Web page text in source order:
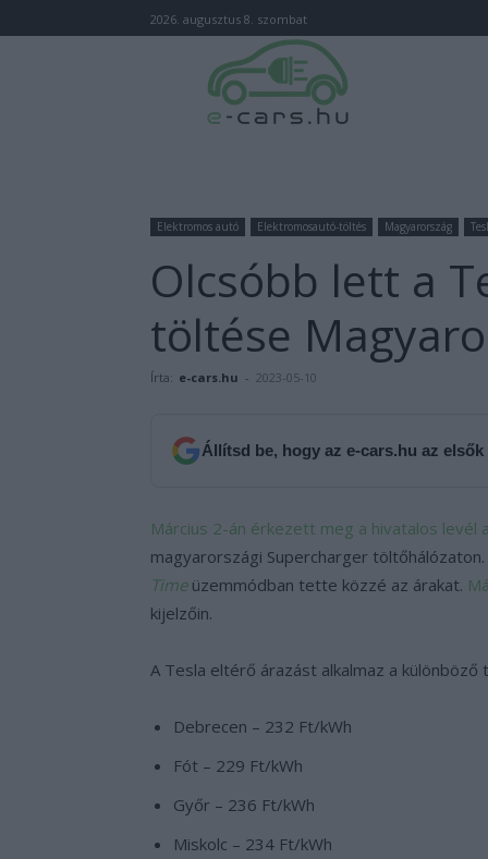
2026. augusztus 8. szombat
Elektromos autó Elektromosautó-töltés Magyarország
Olcsóbb lett a
töltése
Írta: e-cars.hu - 2023-05-10
Állítsd be, hogy az e-cars.hu az
Március 2-án érkezett meg a hivatalos levél
magyarországi Supercharger
Timeüzemmódban tette közzé az árakat.
kijelzőin.
A Tesla eltérő árazást alkalmaz a
Debrecen – 232 Ft/kWh
Fót – 229 Ft/kWh
Győr – 236 Ft/kWh
Miskolc – 234 Ft/kWh